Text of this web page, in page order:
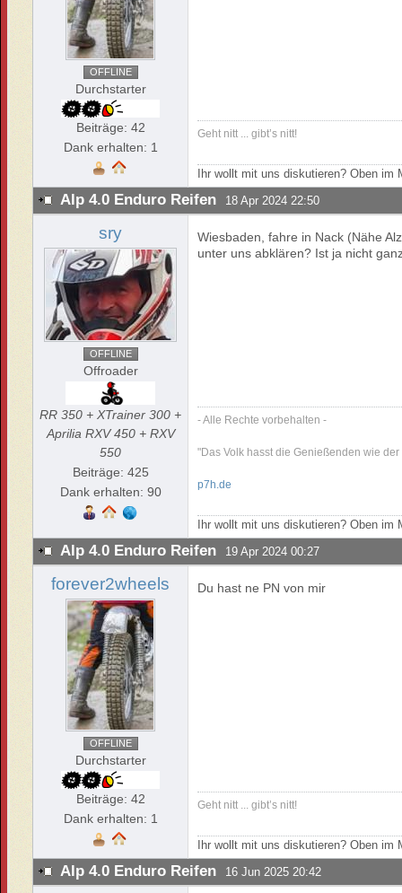
OFFLINE
Durchstarter
Beiträge: 42
Dank erhalten: 1
Geht nitt ... gibt’s nitt!
Ihr wollt mit uns diskutieren? Oben
Alp 4.0 Enduro Reifen 18 Apr 2024 22:50
sry
OFFLINE
Offroader
RR 350 + XTrainer 300 +
Aprilia RXV 450 + RXV
550
Beiträge: 425
Dank erhalten: 90
Wiesbaden, fahre in Nack (Nähe
unter uns abklären? Ist ja nicht
- Alle Rechte vorbehalten -
"Das Volk hasst die Genießenden wie
p7h.de
Ihr wollt mit uns diskutieren? Oben
Alp 4.0 Enduro Reifen 19 Apr 2024 00:27
forever2wheels
OFFLINE
Durchstarter
Beiträge: 42
Dank erhalten: 1
Du hast ne PN von mir
Geht nitt ... gibt’s nitt!
Ihr wollt mit uns diskutieren? Oben
Alp 4.0 Enduro Reifen 16 Jun 2025 20:42